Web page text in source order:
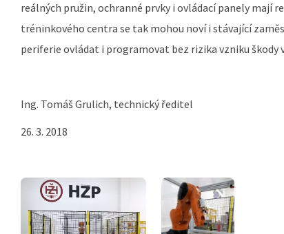
reálných pružin, ochranné prvky i ovládací panely mají
tréninkového centra se tak mohou noví i stávající
periferie ovládat i programovat bez rizika vzniku škody
Ing. Tomáš Grulich, technický ředitel
26. 3. 2018